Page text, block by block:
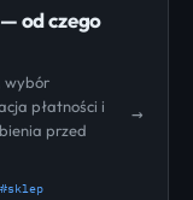
od czego
wybór
płatności i
przed
#sklep
→